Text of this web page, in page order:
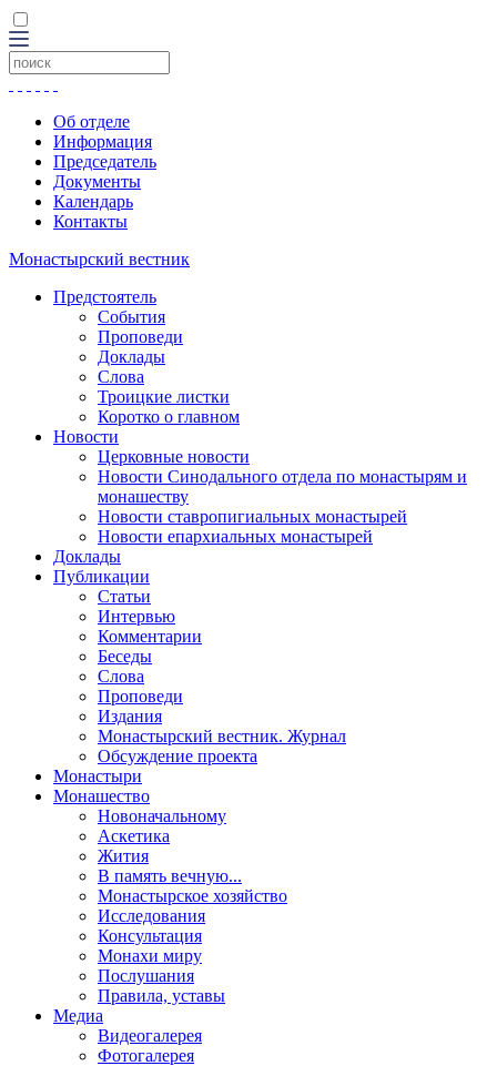
Об отделе
Информация
Председатель
Документы
Календарь
Контакты
Монастырский вестник
Предстоятель
События
Проповеди
Доклады
Слова
Троицкие листки
Коротко о главном
Новости
Церковные новости
Новости Синодального отдела по монастырям и
монашеству
Новости ставропигиальных монастырей
Новости епархиальных монастырей
Доклады
Публикации
Статьи
Интервью
Комментарии
Беседы
Слова
Проповеди
Издания
Монастырский вестник. Журнал
Обсуждение проекта
Монастыри
Монашество
Новоначальному
Аскетика
Жития
В память вечную...
Монастырское хозяйство
Исследования
Консультация
Монахи миру
Послушания
Правила, уставы
Медиа
Видеогалерея
Фотогалерея